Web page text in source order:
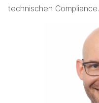
technischen Compliance.